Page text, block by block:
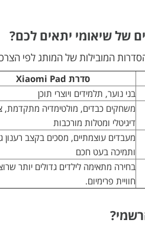
של שיאומי יתאים לכם?
המובילות של המותג לפי
סדרת Xiaomi Pad
בני נוער, תלמידים ויוצרי תוכן
משחקים כבדים, מולטימדיה מתקדמת,
דיגיטלי ומטלות מורכבות
מעבדים עוצמתיים, מסכים בקצב רענון
ותמיכה בעט חכם
בחירה מתאימה לילדים גדולים יותר
חוויית פרימיום.